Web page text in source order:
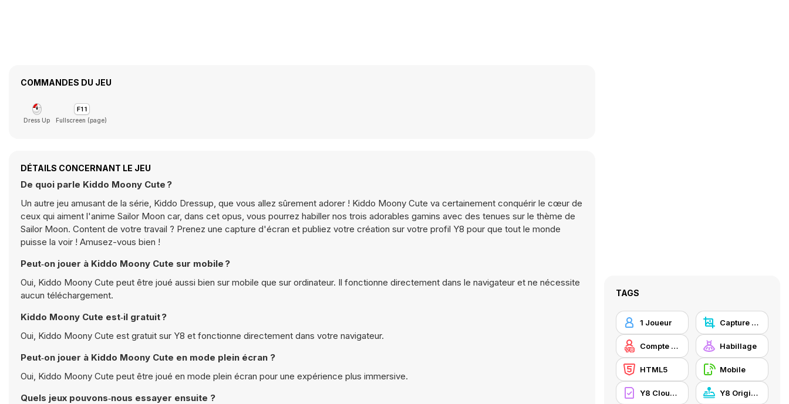
COMMANDES DU JEU
Dress Up Fullscreen (page)
DÉTAILS CONCERNANT LE JEU
De quoi parle Kiddo Moony Cute ?
Un autre jeu amusant de la série, Kiddo Dressup, que vous allez sûrement adorer ! Kiddo Moony Cute va certainement conquérir le cœur de
ceux qui aiment l'anime Sailor Moon car, dans cet opus, vous pourrez habiller nos trois adorables gamins avec des tenues sur le thème de
Sailor Moon. Content de votre travail ? Prenez une capture d'écran et publiez votre création sur votre profil Y8 pour que tout le monde
puisse la voir ! Amusez-vous bien !
Peut‑on jouer à Kiddo Moony Cute sur mobile ?
Oui, Kiddo Moony Cute peut être joué aussi bien sur mobile que sur ordinateur. Il fonctionne directement dans le navigateur et ne nécessite
aucun téléchargement.
Kiddo Moony Cute est‑il gratuit ?
Oui, Kiddo Moony Cute est gratuit sur Y8 et fonctionne directement dans votre navigateur.
Peut‑on jouer à Kiddo Moony Cute en mode plein écran ?
Oui, Kiddo Moony Cute peut être joué en mode plein écran pour une expérience plus immersive.
Quels jeux pouvons‑nous essayer ensuite ?
TAGS
1 Joueur Capture d'écran Y8
Compte Y8 Habillage
HTML5 Mobile
Y8 Cloud Save Y8 Originals